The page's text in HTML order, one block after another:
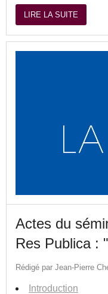
LIRE LA SUITE
Actes du
Res Publica :
Rédigé par Jean-Pierre
Introduction